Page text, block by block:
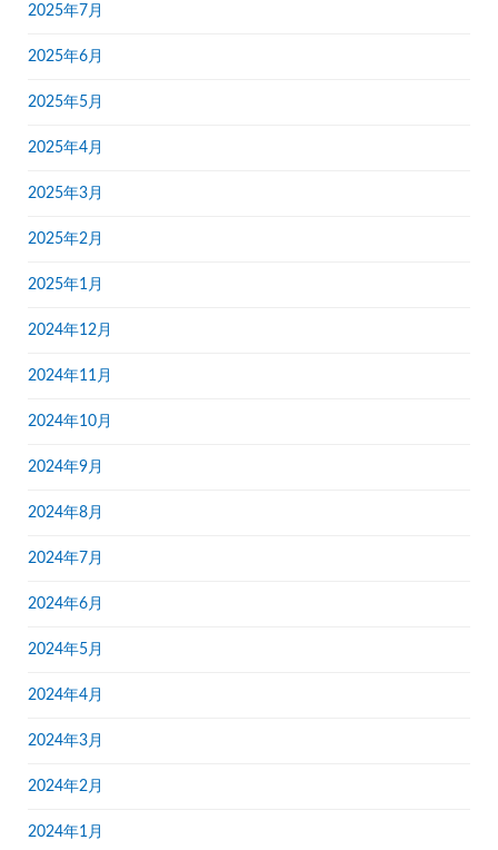
2025年7月
2025年6月
2025年5月
2025年4月
2025年3月
2025年2月
2025年1月
2024年12月
2024年11月
2024年10月
2024年9月
2024年8月
2024年7月
2024年6月
2024年5月
2024年4月
2024年3月
2024年2月
2024年1月